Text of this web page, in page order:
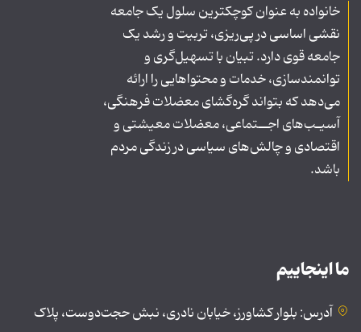
خانواده به عنوان کوچکترین سلول یک جامعه
نقشی اساسی در پی‌ریزی، تربیت و رشد یک
جامعه قوی دارد. تبیان با تسهیل‌گری و
توانمندسازی، خدمات و محتواهایی را ارائه
می‌دهد که بتواند گره‌گشای معضلات فرهنگی،
آسیـب‌های اجــتماعی، معضلات معیشتی و
اقتصادی و چالش‌های سیاسی در زندگی مردم
باشد.
ما اینجاییم
آدرس: بلوار کشاورز، خیابان نادری، نبش حجت‌دوست، پلاک